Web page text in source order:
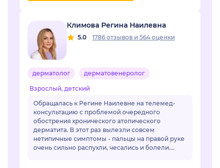
Климова Регина Наилевна
5.0 1786 отзывов и 564 оценки
дерматолог дерматовенеролог
Взрослый, детский
Обращалась к Регине Наилевне на телемед-
консультацию с проблемой очередного
обострения хронического атопического
дерматита. В этот раз вылезли совсем
нетипичные симптомы - пальцы на правой руке
очень сильно распухли, чесались и болели.